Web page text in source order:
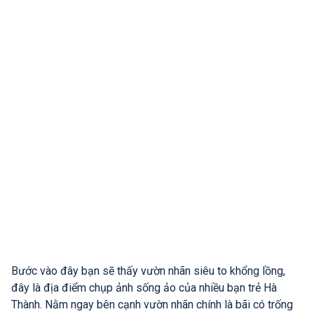
Bước vào đây bạn sẽ thấy vườn nhãn siêu to khổng lồng,
đây là địa điểm chụp ảnh sống ảo của nhiều bạn trẻ Hà
Thành. Nằm ngay bên cạnh vườn nhãn chính là bãi có trống